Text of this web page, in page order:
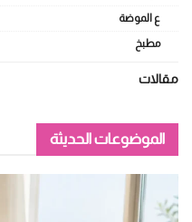
ع الموضة
مطبخ
مقالات
الموضوعات الحديثة